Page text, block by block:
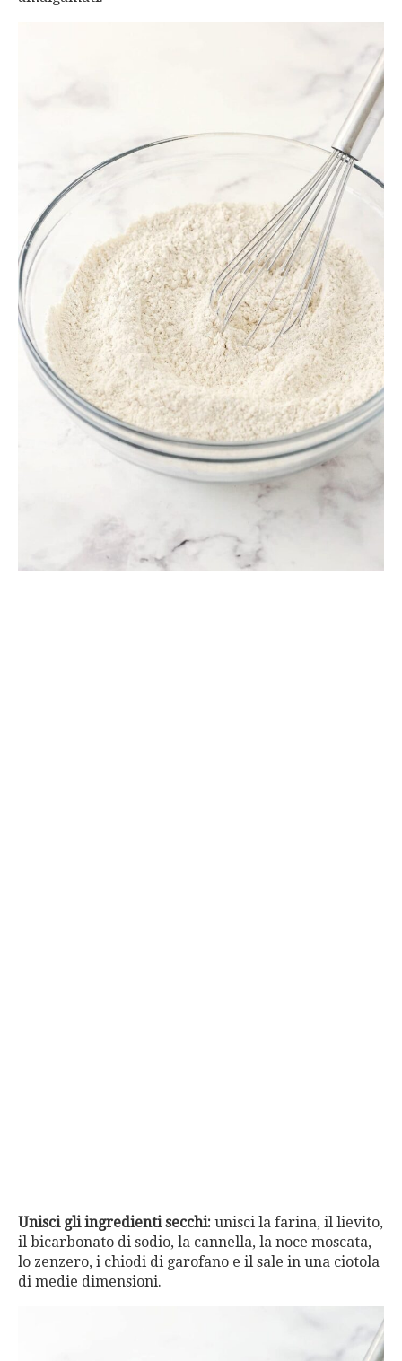
Unisci gli ingredienti secchi: unisci la farina, il lievito,
il bicarbonato di sodio, la cannella, la noce moscata,
lo zenzero, i chiodi di garofano e il sale in una ciotola
di medie dimensioni.